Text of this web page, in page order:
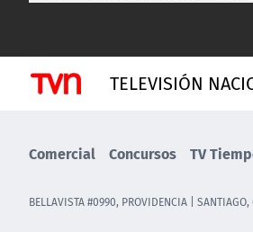
TELEVISIÓN
Comercial Concursos TV
BELLAVISTA #0990, PROVIDENCIA |